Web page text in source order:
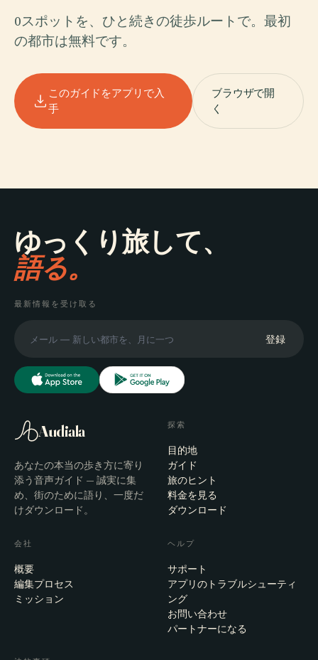
0スポットを、ひと続きの徒歩ルートで。最初
の都市は無料です。
このガイドをアプリで入
手
ブラウザで開
く
ゆっくり旅して、
語る。
最新情報を受け取る
登録
Audiala
あなたの本当の歩き方に寄り
添う音声ガイド — 誠実に集
め、街のために語り、一度だ
けダウンロード。
探索
目的地
ガイド
旅のヒント
料金を見る
ダウンロード
会社
概要
編集プロセス
ミッション
ヘルプ
サポート
アプリのトラブルシューティ
ング
お問い合わせ
パートナーになる